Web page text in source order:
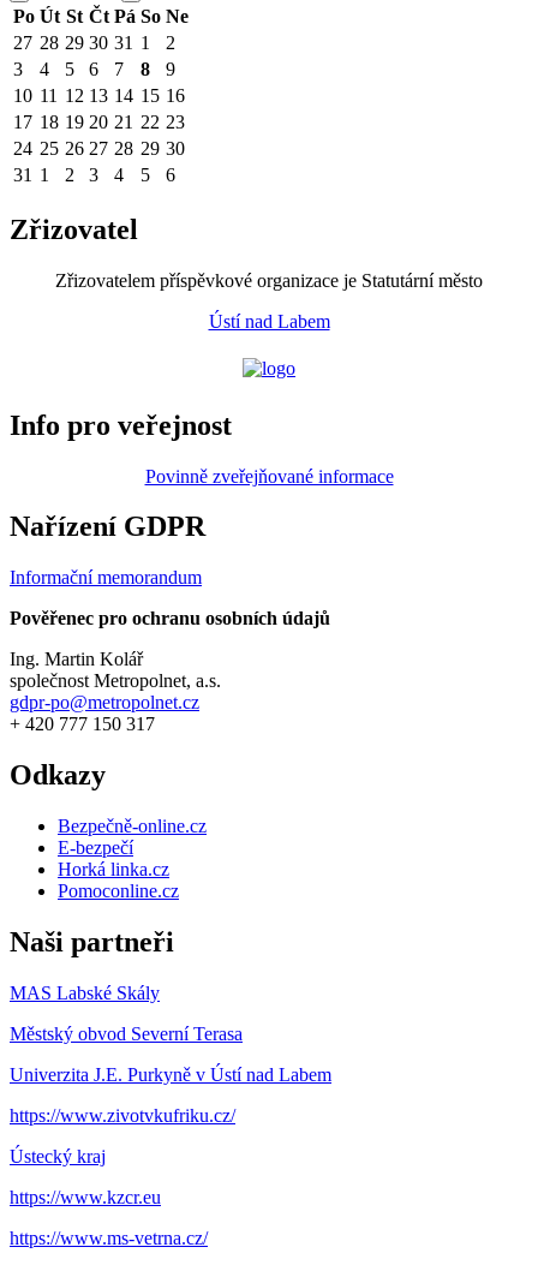
Po Út St Čt Pá So Ne
27 28 29 30 31 1
2
3
4 5 6 7 8
9
10 11 12 13 14 15 16
17 18 19 20 21 22 23
24 25 26 27 28 29 30
31 1 2 3 4 5 6
Zřizovatel
Zřizovatelem příspěvkové organizace je Statutární město
Ústí nad Labem
Info pro veřejnost
Povinně zveřejňované informace
Nařízení GDPR
Informační memorandum
Pověřenec pro ochranu osobních údajů
Ing. Martin Kolář
společnost Metropolnet, a.s.
gdpr-po@metropolnet.cz
+ 420 777 150 317
Odkazy
Bezpečně-online.cz
E-bezpečí
Horká linka.cz
Pomoconline.cz
Naši partneři
MAS Labské Skály
Městský obvod Severní Terasa
Univerzita J.E. Purkyně v Ústí nad Labem
https://www.zivotvkufriku.cz/
Ústecký kraj
https://www.kzcr.eu
https://www.ms-vetrna.cz/